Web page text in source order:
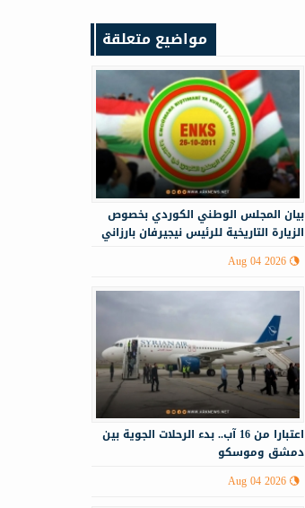
مواضيع متعلقة
‏‏بيان المجلس الوطني الكوردي بخصوص
الزيارة التاريخية للرئيس نيجيرفان بارزاني
Aug 04 2026
اعتبارا من 16 آب.. بدء الرحلات الجوية بين
دمشق وموسكو
Aug 04 2026